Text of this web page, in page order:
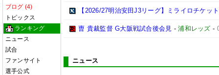
ブログ (4)
トピックス
ランキング
ニュース
試合
ファンサイト
選手公式
【2026/27明治安田J3リーグ】ミライロチケッ
曺 貴裁監督 G大阪戦試合後会見 -浦和レッズ -
ニュース